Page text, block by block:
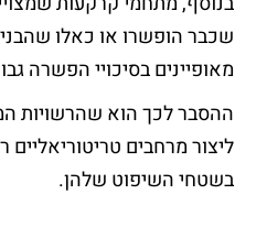
שכבר הופשרו או כאלו
מאופיינים בסיכויי הפשרה
ההסבר לכך הוא שהרשויות
ליצור מרחבים
בשטחי השיפוט שלהן.